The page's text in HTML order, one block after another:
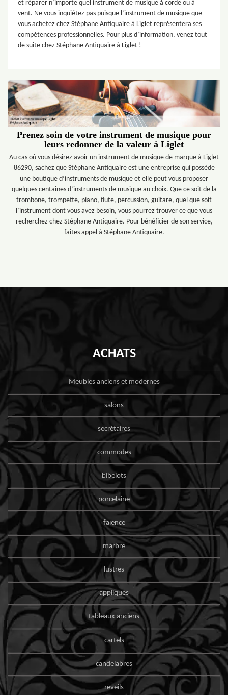
et réparer n’importe quel instrument de musique à corde ou à
vent. Ne vous inquiétez pas puisque l’instrument de musique que
vous achetez chez Stéphane Antiquaire à Liglet représentera ses
compétences professionnelles. Pour plus d’information, venez tout
de suite chez Stéphane Antiquaire à Liglet !
Prenez soin de votre instrument de musique pour
leurs redonner de la valeur à Liglet
Au cas où vous désirez avoir un instrument de musique de marque à Liglet
86290, sachez que Stéphane Antiquaire est une entreprise qui possède
une boutique d’instruments de musique et elle peut vous proposer
quelques centaines d’instruments de musique au choix. Que ce soit de la
trombone, trompette, piano, flute, percussion, guitare, quel que soit
l’instrument dont vous avez besoin, vous pourrez trouver ce que vous
recherchez chez Stéphane Antiquaire. Pour bénéficier de son service,
faites appel à Stéphane Antiquaire.
ACHATS
Meubles anciens et modernes
salons
secrétaires
commodes
bibelots
porcelaine
faïence
marbre
lustres
appliques
tableaux anciens
cartels
candelabres
reveils